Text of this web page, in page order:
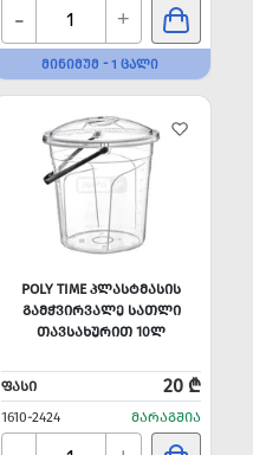
- +
ᲛᲘᲜᲘᲛᲣᲛ - 1 ᲪᲐᲚᲘ
POLY TIME ᲞᲚᲐᲡᲢᲛᲐᲡᲘᲡ
ᲒᲐᲛᲭᲕᲘᲠᲕᲐᲚᲔ ᲡᲐᲗᲚᲘ
ᲗᲐᲕᲡᲐᲮᲣᲠᲘᲗ 10Ლ
ᲤᲐᲡᲘ 20 ₾
1610-2424 ᲛᲐᲠᲐᲒᲨᲘᲐ